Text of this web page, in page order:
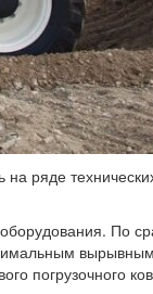
на ряде
По
погрузочного